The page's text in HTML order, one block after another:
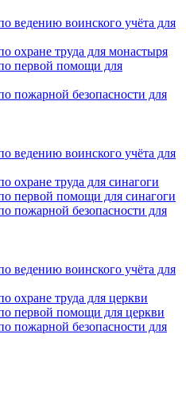
ведению воинского учёта для
охране труда для монастыря
первой помощи для
пожарной безопасности для
ведению воинского учёта для
охране труда для синагоги
первой помощи для синагоги
пожарной безопасности для
ведению воинского учёта для
охране труда для церкви
первой помощи для церкви
пожарной безопасности для